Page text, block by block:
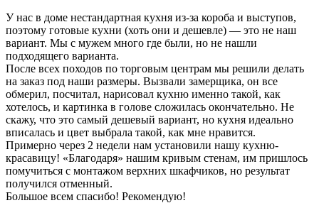
У нас в доме нестандартная кухня из-за короба и выступов,
поэтому готовые кухни (хоть они и дешевле) — это не наш
вариант. Мы с мужем много где были, но не нашли
подходящего варианта.
После всех походов по торговым центрам мы решили делать
на заказ под наши размеры. Вызвали замерщика, он все
обмерил, посчитал, нарисовал кухню именно такой, как
хотелось, и картинка в голове сложилась окончательно. Не
скажу, что это самый дешевый вариант, но кухня идеально
вписалась и цвет выбрала такой, как мне нравится.
Примерно через 2 недели нам установили нашу кухню-
красавицу! «Благодаря» нашим кривым стенам, им пришлось
помучиться с монтажом верхних шкафчиков, но результат
получился отменный.
Большое всем спасибо! Рекомендую!